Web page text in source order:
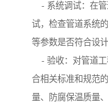
- 系统调试：在管
试，检查管道系统
等参数是否符合设计
- 验收：对管道工
合相关标准和规范
量、防腐保温质量